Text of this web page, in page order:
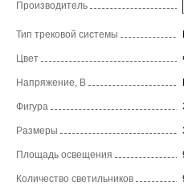
Производитель
Тип трековой системы
Цвет
Напряжение, В
Фигура
Размеры
Площадь освещения
Количество светильников